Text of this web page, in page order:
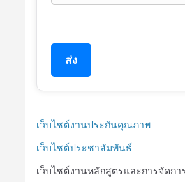
ส่ง
เว็บไซต์งานประกันคุณภาพ
เว็บไซต์ประชาสัมพันธ์
เว็บไซต์งานหลักสูตรและการจัดกา